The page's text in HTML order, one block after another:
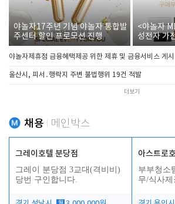
야놀자17주년 기념 야놀자 통합발
주센터 할인 프로모션 진행
<야놀자
성전자 가
야놀자제휴점 금융혜택제공 위한 제휴 및 금융서비스 게시
울산시, 피서․행락지 주변 불법행위 19건 적발
더보기
채용 메인박스
그레이호텔 분당점
그레이 분당점 3교대(격비비)
당번 구인합니다.
아스트로
부부청소
무/식사제